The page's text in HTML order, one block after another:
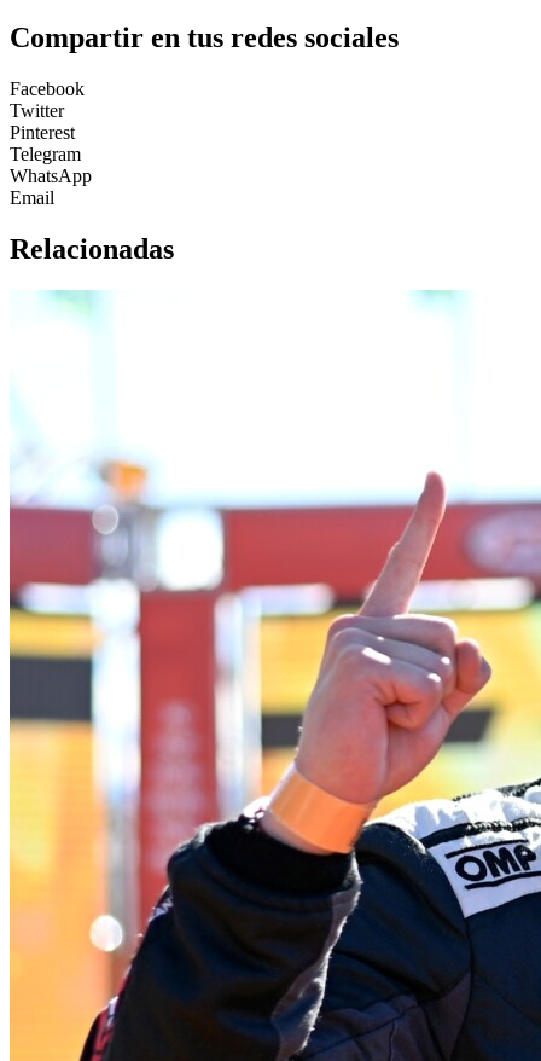
Compartir en tus redes sociales
Facebook
Twitter
Pinterest
Telegram
WhatsApp
Email
Relacionadas